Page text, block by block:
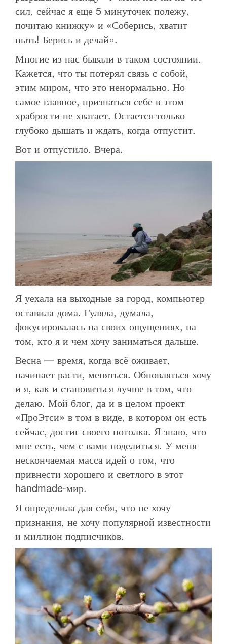
сил, сейчас я еще 5 минуточек полежу,
почитаю книжку» и «Соберись, хватит
ныть! Берись и делай».
Многие из нас бывали в таком состоянии.
Кажется, что ты потерял связь с собой,
этим миром, что это ненормально. Но
самое главное, признаться себе в этом
храбрости не хватает. Остается только
глубоко дышать и ждать, когда отпустит.
Вот и отпустило. Вчера.
Я уехала на выходные за город, компьютер
оставила дома. Гуляла, думала,
фокусировалась на своих ощущениях, на
том, кто я и чем хочу заниматься дальше.
Весна — время, когда всё оживает,
начинает расти, меняться. Обновляться хочу
и я, как и становиться лучше в том, что
делаю. Мой блог, да и в целом проект
«ПроЭтси» в том в виде, в котором он есть
сейчас, достиг своего потолка. Я знаю, что
мне есть, чем с вами поделиться. У меня
нескончаемая масса идей о том, что
привнести хорошего и светлого в этот
handmade-мир.
Я определила для себя, что не хочу
признания, не хочу популярной известности
и миллион подписчиков.